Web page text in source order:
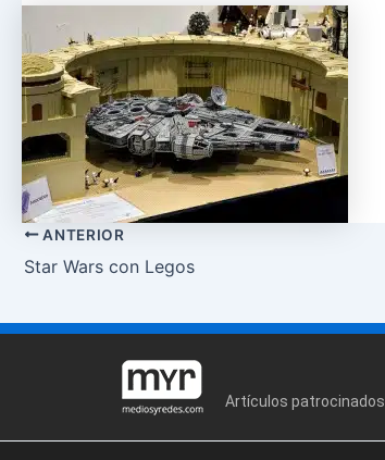
ANTERIOR
Star Wars con Legos
Artículos patrocinados